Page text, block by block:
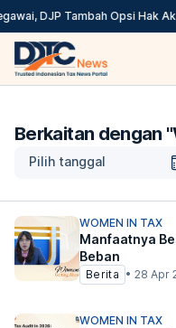
DJP Tambah Opsi Hak
Berkaitan dengan "
Pilih tanggal
WOMEN IN TAX
Manfaatnya
Beban
Berita • 28 Apr
WOMEN IN TAX